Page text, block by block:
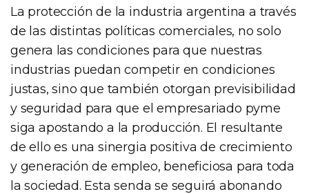
La protección de la industria argentina a través
de las distintas políticas comerciales, no solo
genera las condiciones para que nuestras
industrias puedan competir en condiciones
justas, sino que también otorgan previsibilidad
y seguridad para que el empresariado pyme
siga apostando a la producción. El resultante
de ello es una sinergia positiva de crecimiento
y generación de empleo, beneficiosa para toda
la sociedad. Esta senda se seguirá abonando